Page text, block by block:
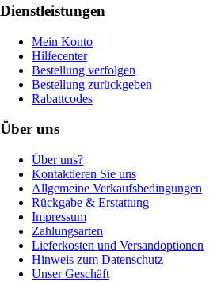
Dienstleistungen
Mein Konto
Hilfecenter
Bestellung verfolgen
Bestellung zurückgeben
Rabattcodes
Über uns
Über uns?
Kontaktieren Sie uns
Allgemeine Verkaufsbedingungen
Rückgabe & Erstattung
Impressum
Zahlungsarten
Lieferkosten und Versandoptionen
Hinweis zum Datenschutz
Unser Geschäft